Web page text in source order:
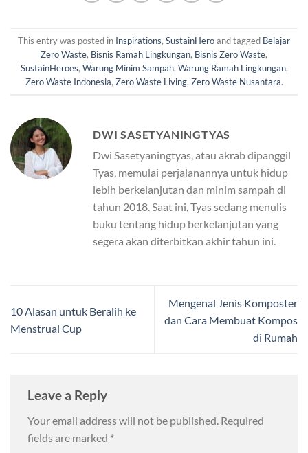
This entry was posted in Inspirations, SustainHeroand tagged Belajar
Zero Waste, Bisnis Ramah Lingkungan, Bisnis Zero Waste,
SustainHeroes, Warung Minim Sampah, Warung Ramah Lingkungan,
Zero Waste Indonesia, Zero Waste Living, Zero Waste Nusantara.
DWI SASETYANINGTYAS
Dwi Sasetyaningtyas, atau akrab dipanggil
Tyas, memulai perjalanannya untuk hidup
lebih berkelanjutan dan minim sampah di
tahun 2018. Saat ini, Tyas sedang menulis
buku tentang hidup berkelanjutan yang
segera akan diterbitkan akhir tahun ini.
10 Alasan untuk Beralih ke
Menstrual Cup
Mengenal Jenis Komposter
dan Cara Membuat Kompos
di Rumah
Leave a Reply
Your email address will not be published. Required
fields are marked *